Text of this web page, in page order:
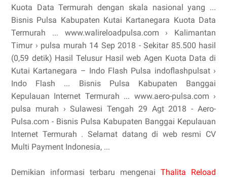
Kuota Data Termurah dengan skala nasional yang ...
Bisnis Pulsa Kabupaten Kutai Kartanegara Kuota Data
Termurah ... www.walireloadpulsa.com › Kalimantan
Timur › pulsa murah 14 Sep 2018 - Sekitar 85.500 hasil
(0,59 detik) Hasil Telusur Hasil web Agen Kuota Data di
Kutai Kartanegara – Indo Flash Pulsa indoflashpulsat ›
Indo Flash ... Bisnis Pulsa Kabupaten Banggai
Kepulauan Internet Termurah ... www.aero-pulsa.com ›
pulsa murah › Sulawesi Tengah 29 Agt 2018 - Aero-
Pulsa.com - Bisnis Pulsa Kabupaten Banggai Kepulauan
Internet Termurah . Selamat datang di web resmi CV
Multi Payment Indonesia, ...
Demikian informasi terbaru mengenai Thalita Reload